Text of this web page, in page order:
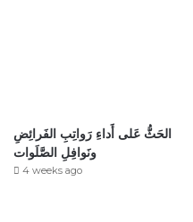
الحَثُّ عَلى أَداءِ رَواتِبِ الفَرائِضِ
ونَوافِلِ الصَّلَوات
4 weeks ago